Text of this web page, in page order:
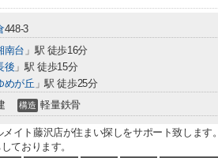
448-3
南台 」駅 徒歩16分
後 」駅 徒歩15分
めが丘 」駅 徒歩25分
構造 軽量鉄骨
イト藤沢店が住まい探しをサポート致します
ております。